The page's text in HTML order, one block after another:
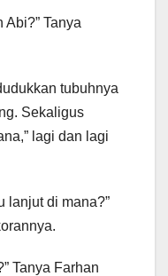
Abi?” Tanya
tubuhnya
Sekaligus
lagi dan lagi
lanjut di mana?”
Tanya Farhan